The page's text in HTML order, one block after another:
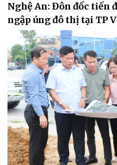
Nghệ An: Đôn đốc tiến
ngập úng đô thị tại TP